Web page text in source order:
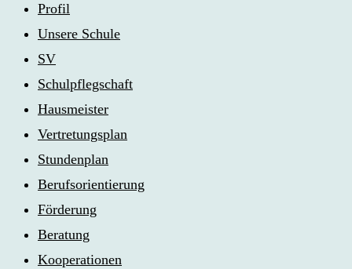
Profil
Unsere Schule
SV
Schulpflegschaft
Hausmeister
Vertretungsplan
Stundenplan
Berufsorientierung
Förderung
Beratung
Kooperationen